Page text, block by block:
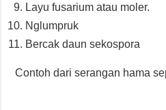
Layu fusarium atau moler.
Nglumpruk
Bercak daun sekospora
Contoh dari serangan hama